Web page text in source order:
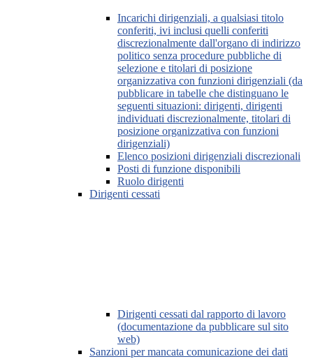
Incarichi dirigenziali, a qualsiasi titolo
conferiti, ivi inclusi quelli conferiti
discrezionalmente dall'organo di indirizzo
politico senza procedure pubbliche di
selezione e titolari di posizione
organizzativa con funzioni dirigenziali (da
pubblicare in tabelle che distinguano le
seguenti situazioni: dirigenti, dirigenti
individuati discrezionalmente, titolari di
posizione organizzativa con funzioni
dirigenziali)
Elenco posizioni dirigenziali discrezionali
Posti di funzione disponibili
Ruolo dirigenti
Dirigenti cessati
Dirigenti cessati dal rapporto di lavoro
(documentazione da pubblicare sul sito
web)
Sanzioni per mancata comunicazione dei dati